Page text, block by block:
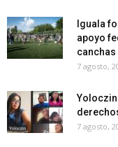
Iguala
apoyo
7 agosto,
7 agosto,